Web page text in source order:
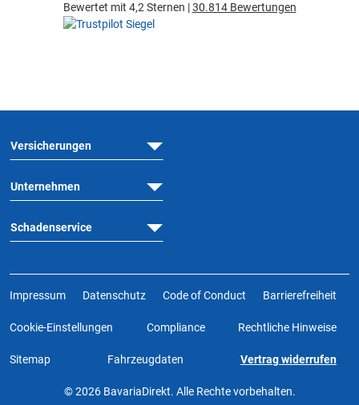
Bewertet mit 4,2 Sternen |30.814 Bewertungen
Versicherungen
Unternehmen
Schadenservice
Impressum Datenschutz Code of Conduct Barrierefreiheit
Cookie-Einstellungen Compliance Rechtliche Hinweise
Sitemap Fahrzeugdaten Vertrag widerrufen
© 2026 BavariaDirekt. Alle Rechte vorbehalten.